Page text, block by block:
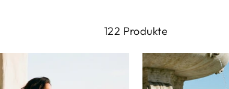
122 Produkte